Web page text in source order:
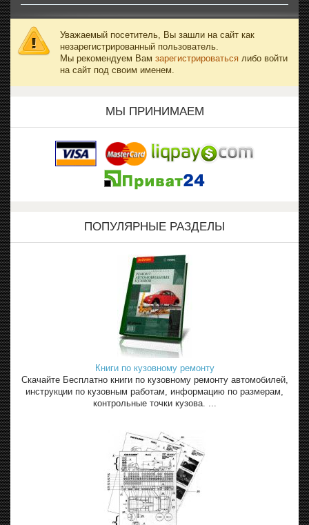
Уважаемый посетитель, Вы зашли на сайт как
незарегистрированный пользователь.
Мы рекомендуем Вам зарегистрироваться либо войти
на сайт под своим именем.
МЫ ПРИНИМАЕМ
ПОПУЛЯРНЫЕ РАЗДЕЛЫ
Книги по кузовному ремонту
Скачайте Бесплатно книги по кузовному ремонту автомобилей,
инструкции по кузовным работам, информацию по размерам,
контрольные точки кузова. ...